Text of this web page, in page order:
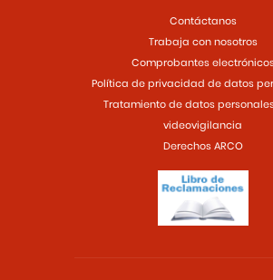
Contáctanos
Trabaja con nosotros
Comprobantes
Política de privacidad de datos
Tratamiento de datos
videovigilancia
Derechos ARCO